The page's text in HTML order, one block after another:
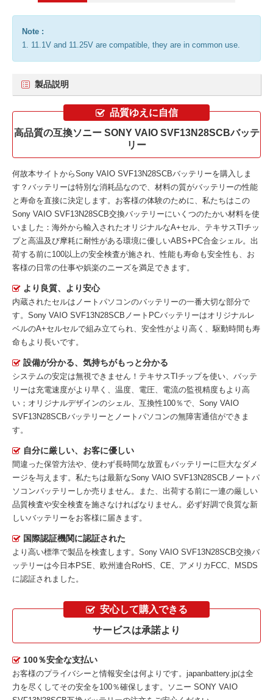
Note :
1. 11.1V and 11.25V are compatible, they are in common use.
製品説明
品質ゆえに自信
高品質の互換ソニー SONY VAIO SVF13N28SCBバッテ
リー
何故本サイトからSony VAIO SVF13N28SCBバッテリーを購入しま
す？バッテリーは特別な消耗品なので、材料の質がバッテリーの性能
と寿命を直接に決定します。お客様の体験のために、私たちはこの
Sony VAIO SVF13N28SCB交換バッテリーにいくつのたかい材料を使
いました：海外から輸入されたオリジナルなA+セル、テキサスTIチッ
プと高温及び摩耗に耐性がある環境に優しいABS+PC合金シェル。出
荷する前に100以上の安全検査が施され、性能も寿命も安全性も、お
客様の日常の仕事や娯楽のニーズを満足できます。
より良質、より安心
内蔵されたセルはノートパソコンのバッテリーの一番大切な部分で
す。 Sony VAIO SVF13N28SCBノートPCバッテリーはオリジナルレ
ベルのA+セルセルで組み立てられ、安全性がより高く、駆動時間も寿
命もより長いです。
設備が分かる、気持ちがもっと分かる
システムの安定は無視できません！テキサスTIチップを使い、バッテ
リーは充電速度がより早く、温度、電圧、電流の監視精度もより高
い；オリジナルデザインのシェル、互換性100％で、Sony VAIO
SVF13N28SCBバッテリーとノートパソコンの無障害通信ができま
す。
自分に厳しい、お客に優しい
間違った保管方法や、使わず長時間な放置もバッテリーに巨大なダメ
ージを与えます。私たちは最新なSony VAIO SVF13N28SCBノートパ
ソコンバッテリー しか売りません。また、出荷する前に一連の厳しい
品質検査や安全検査を施さなければなりません。必ず好調で良質な新
しいバッテリーをお客様に届きます。
国際認証機関に認証された
より高い標準で製品を検査します。Sony VAIO SVF13N28SCB交換バ
ッテリーは今日本PSE、欧州連合RoHS、CE、アメリカFCC、MSDS
に認証されました。
安心して購入できる
サービスは承諾より
100％安全な支払い
お客様のプライバシーと情報安全は何よりです。japanbattery.jpは全
力を尽くしてその安全を100％確保します。
ソニー SONY VAIO